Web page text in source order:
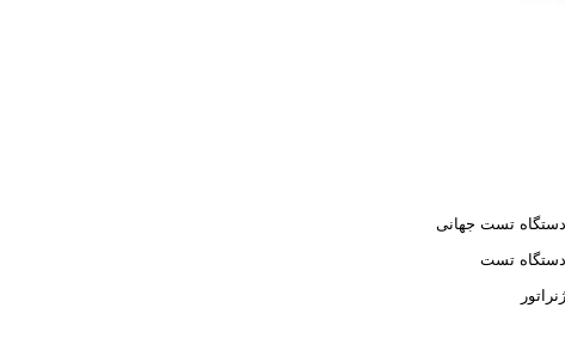
دستگاه تست جهانی
دستگاه تست
ژنراتور